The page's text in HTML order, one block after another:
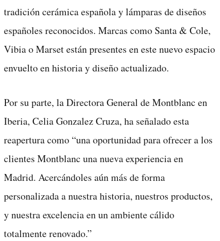
tradición cerámica española y lámparas de diseños
españoles reconocidos. Marcas como Santa & Cole,
Vibia o Marset están presentes en este nuevo espacio
envuelto en historia y diseño actualizado.
Por su parte, la Directora General de Montblanc en
Iberia, Celia Gonzalez Cruza, ha señalado esta
reapertura como “una oportunidad para ofrecer a los
clientes Montblanc una nueva experiencia en
Madrid. Acercándoles aún más de forma
personalizada a nuestra historia, nuestros productos,
y nuestra excelencia en un ambiente cálido
totalmente renovado.”